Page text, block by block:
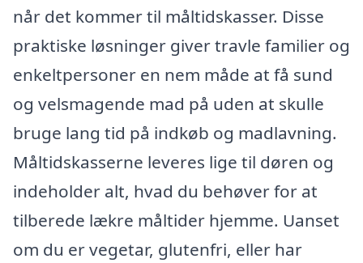
når det kommer til måltidskasser. Disse
praktiske løsninger giver travle familier og
enkeltpersoner en nem måde at få sund
og velsmagende mad på uden at skulle
bruge lang tid på indkøb og madlavning.
Måltidskasserne leveres lige til døren og
indeholder alt, hvad du behøver for at
tilberede lækre måltider hjemme. Uanset
om du er vegetar, glutenfri, eller har